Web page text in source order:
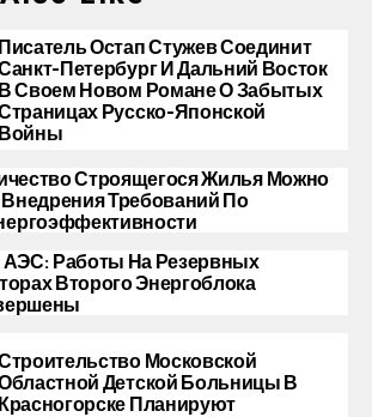
Писатель Остап Стужев Соединит
Петербург И Дальний Восток
В Своем Новом Романе О Забытых
Русско-Японской
Войны
Строящегося Жилья Можно
Внедрения Требований По
АЭС: Работы На Резервных
Второго Энергоблока
Московской
Детской Больницы В
Красногорске Планируют